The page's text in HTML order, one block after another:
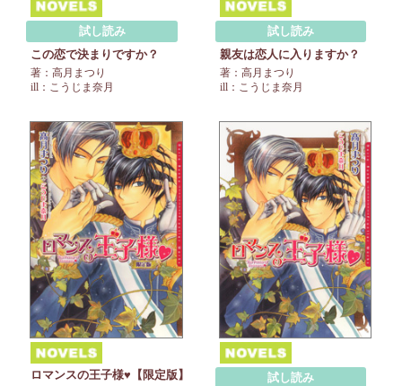
試し読み
この恋で決まりですか？
著：高月まつり
ill：こうじま奈月
試し読み
親友は恋人に入りますか？
著：高月まつり
ill：こうじま奈月
ロマンスの王子様♥【限定版】
試し読み